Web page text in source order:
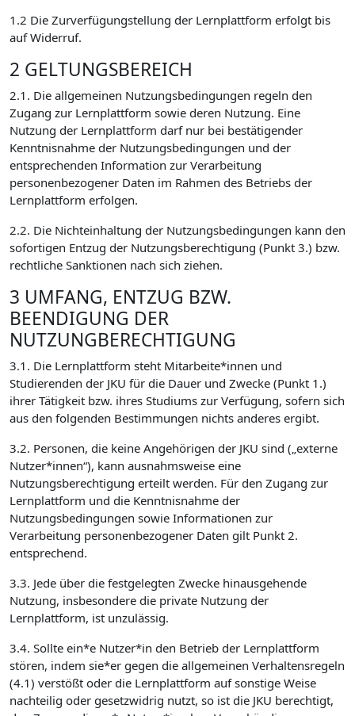
1.2 Die Zurverfügungstellung der Lernplattform erfolgt bis
auf Widerruf.
2 GELTUNGSBEREICH
2.1. Die allgemeinen Nutzungsbedingungen regeln den
Zugang zur Lernplattform sowie deren Nutzung. Eine
Nutzung der Lernplattform darf nur bei bestätigender
Kenntnisnahme der Nutzungsbedingungen und der
entsprechenden Information zur Verarbeitung
personenbezogener Daten im Rahmen des Betriebs der
Lernplattform erfolgen.
2.2. Die Nichteinhaltung der Nutzungsbedingungen kann den
sofortigen Entzug der Nutzungsberechtigung (Punkt 3.) bzw.
rechtliche Sanktionen nach sich ziehen.
3 UMFANG, ENTZUG BZW.
BEENDIGUNG DER
NUTZUNGBERECHTIGUNG
3.1. Die Lernplattform steht Mitarbeite*innen und
Studierenden der JKU für die Dauer und Zwecke (Punkt 1.)
ihrer Tätigkeit bzw. ihres Studiums zur Verfügung, sofern sich
aus den folgenden Bestimmungen nichts anderes ergibt.
3.2. Personen, die keine Angehörigen der JKU sind („externe
Nutzer*innen“), kann ausnahmsweise eine
Nutzungsberechtigung erteilt werden. Für den Zugang zur
Lernplattform und die Kenntnisnahme der
Nutzungsbedingungen sowie Informationen zur
Verarbeitung personenbezogener Daten gilt Punkt 2.
entsprechend.
3.3. Jede über die festgelegten Zwecke hinausgehende
Nutzung, insbesondere die private Nutzung der
Lernplattform, ist unzulässig.
3.4. Sollte ein*e Nutzer*in den Betrieb der Lernplattform
stören, indem sie*er gegen die allgemeinen Verhaltensregeln
(4.1) verstößt oder die Lernplattform auf sonstige Weise
nachteilig oder gesetzwidrig nutzt, so ist die JKU berechtigt,